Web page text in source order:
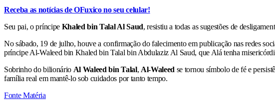
Receba as notícias de OFuxico no seu celular!
Seu pai, o príncipe Khaled bin Talal Al Saud, resistiu a todas as sugestões de
No sábado, 19 de julho, houve a confirmação do falecimento em publicação nas redes
príncipe Al-Waleed bin Khaled bin Talal bin Abdulaziz Al Saud, que Alá tenha
Sobrinho do bilionário Al Waleed bin Talal, Al-Waleed se tornou símbolo de fé e
família real em mantê-lo sob cuidados por tanto tempo.
Fonte Matéria